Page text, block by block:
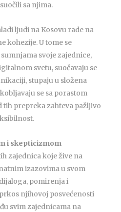
sa njima.
ljudi na Kosovu rade na
kohezije. U tome se
svoje zajednice,
svetu, suočavaju se
stupaju u složena
se sa porastom
tih prepreka zahteva pažljivo
i skepticizmom
zajednica koje žive na
izazovima u svom
pomirenja i
njihovoj posvećenosti
svim zajednicama na